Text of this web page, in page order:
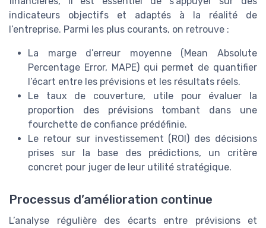
indicateurs objectifs et adaptés à la réalité de
l’entreprise. Parmi les plus courants, on retrouve :
La marge d’erreur moyenne (Mean Absolute
Percentage Error, MAPE) qui permet de quantifier
l’écart entre les prévisions et les résultats réels.
Le taux de couverture, utile pour évaluer la
proportion des prévisions tombant dans une
fourchette de confiance prédéfinie.
Le retour sur investissement (ROI) des décisions
prises sur la base des prédictions, un critère
concret pour juger de leur utilité stratégique.
Processus d’amélioration continue
L’analyse régulière des écarts entre prévisions et